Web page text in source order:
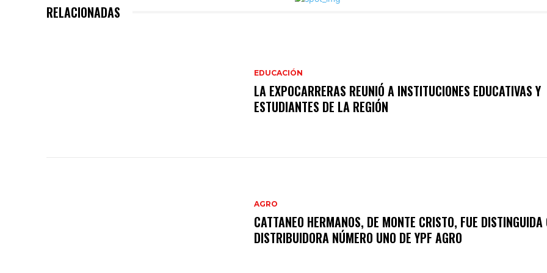
RELACIONADAS
EDUCACIÓN
LA EXPOCARRERAS REUNIÓ A INSTITUCIONES EDUCATIVAS Y
ESTUDIANTES DE LA REGIÓN
AGRO
CATTANEO HERMANOS, DE MONTE CRISTO, FUE DISTINGUIDA
DISTRIBUIDORA NÚMERO UNO DE YPF AGRO